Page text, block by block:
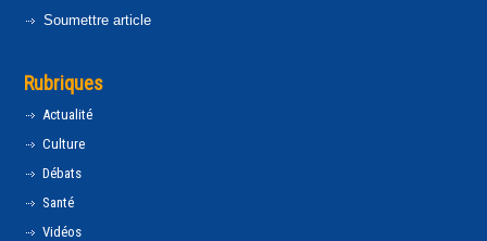
Soumettre article
Rubriques
Actualité
Culture
Débats
Santé
Vidéos